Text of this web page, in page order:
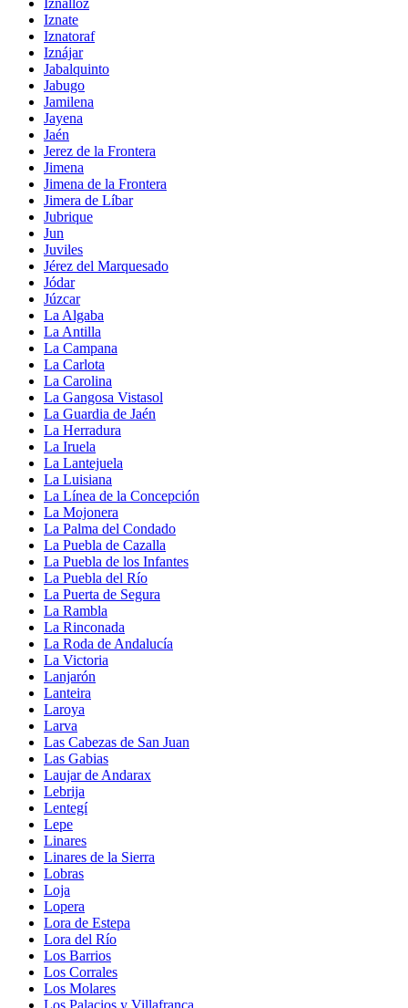
Iznate
Iznatoraf
Iznájar
Jabalquinto
Jabugo
Jamilena
Jayena
Jaén
Jerez de la Frontera
Jimena
Jimena de la Frontera
Jimera de Líbar
Jubrique
Jun
Juviles
Jérez del Marquesado
Jódar
Júzcar
La Algaba
La Antilla
La Campana
La Carlota
La Carolina
La Gangosa Vistasol
La Guardia de Jaén
La Herradura
La Iruela
La Lantejuela
La Luisiana
La Línea de la Concepción
La Mojonera
La Palma del Condado
La Puebla de Cazalla
La Puebla de los Infantes
La Puebla del Río
La Puerta de Segura
La Rambla
La Rinconada
La Roda de Andalucía
La Victoria
Lanjarón
Lanteira
Laroya
Larva
Las Cabezas de San Juan
Las Gabias
Laujar de Andarax
Lebrija
Lentegí
Lepe
Linares
Linares de la Sierra
Lobras
Loja
Lopera
Lora de Estepa
Lora del Río
Los Barrios
Los Corrales
Los Molares
Los Palacios y Villafranca